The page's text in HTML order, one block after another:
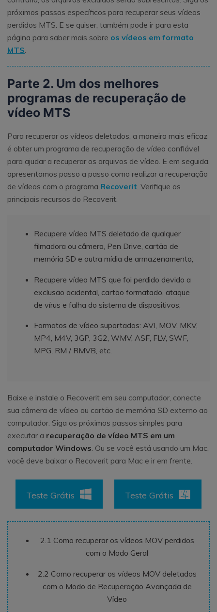
próximos passos específicos para recuperar seus vídeos
perdidos MTS. E se quiser, também pode ir para esta
página para saber mais sobre os vídeos em formato
MTS.
Parte 2. Um dos melhores
programas de recuperação de
vídeo MTS
Para recuperar os vídeos deletados, a maneira mais eficaz
é obter um programa de recuperação de vídeo confiável
para ajudar a recuperar os arquivos de vídeo. E em seguida,
apresentamos passo a passo como realizar a recuperação
de vídeos com o programa Recoverit. Verifique os
principais recursos do Recoverit.
Recupere vídeo MTS deletado de qualquer
filmadora ou câmera, Pen Drive, cartão de
memória SD e outra mídia de armazenamento;
Recupere vídeo MTS que foi perdido devido a
exclusão acidental, cartão formatado, ataque
de vírus e falha do sistema de dispositivos;
Formatos de vídeo suportados: AVI, MOV, MKV,
MP4, M4V, 3GP, 3G2, WMV, ASF, FLV, SWF,
MPG, RM / RMVB, etc.
Baixe e instale o Recoverit em seu computador, conecte
sua câmera de vídeo ou cartão de memória SD externo ao
computador. Siga os próximos passos simples para
executar a recuperação de vídeo MTS em um
computador Windows. Ou se você está usando um Mac,
você deve baixar o Recoverit para Mac e ir em frente.
Teste Grátis Teste Grátis
2.1 Como recuperar os vídeos MOV perdidos
com o Modo Geral
2.2 Como recuperar os vídeos MOV deletados
com o Modo de Recuperação Avançada de
Vídeo